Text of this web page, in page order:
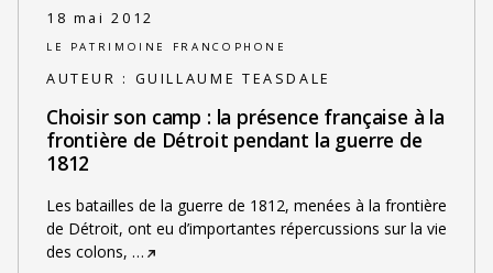
18 mai 2012
LE PATRIMOINE FRANCOPHONE
AUTEUR : GUILLAUME TEASDALE
Choisir son camp : la présence française à la
frontière de Détroit pendant la guerre de
1812
Les batailles de la guerre de 1812, menées à la frontière
de Détroit, ont eu d’importantes répercussions sur la vie
des colons, …